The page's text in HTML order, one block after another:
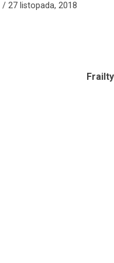
/ 27 listopada, 2018